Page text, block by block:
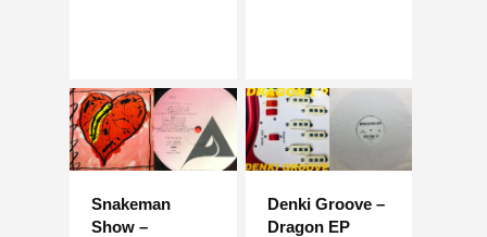
Snakeman
Show –
Denki Groove –
Dragon EP